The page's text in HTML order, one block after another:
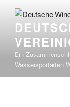
Inhalt
springen
Ein
Wassersportarten